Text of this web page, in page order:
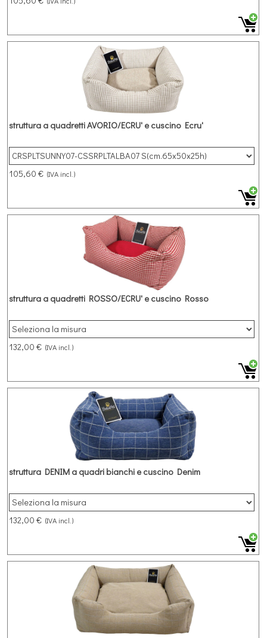
struttura a quadretti AVORIO/ECRU' e cuscino Ecru'
105,60 € (IVA incl.)
struttura a quadretti ROSSO/ECRU' e cuscino Rosso
132,00 € (IVA incl.)
struttura DENIM a quadri bianchi e cuscino Denim
132,00 € (IVA incl.)